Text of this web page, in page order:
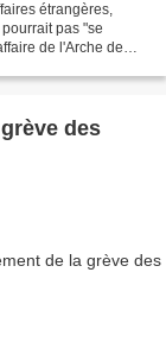
étrangères,
pas "se
de l'Arche de
des